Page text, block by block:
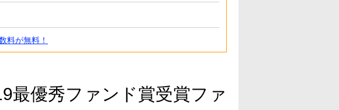
料が無料！
最優秀ファンド賞受賞ファ